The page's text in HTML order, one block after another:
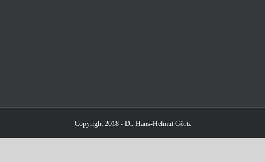
Copyright 2018 - Dr. Hans-Helmut Görtz